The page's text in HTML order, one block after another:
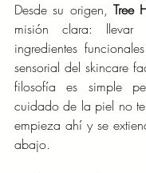
Desde su origen, Tree
misión clara:
ingredientes
sensorial del skincare
filosofía es simple
cuidado de la piel no
empieza ahí y se
abajo.